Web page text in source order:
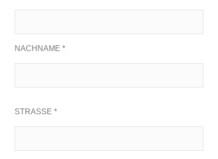
NACHNAME *
STRASSE *